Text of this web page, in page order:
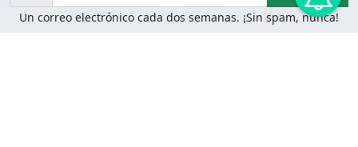
Un correo electrónico cada dos semanas. ¡Sin spam, nunca!